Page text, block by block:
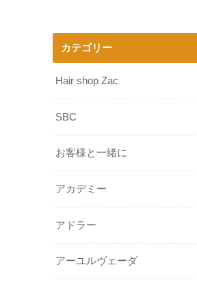
カテゴリー
Hair shop Zac
SBC
お客様と一緒に
アカデミー
アドラー
アーユルヴェーダ